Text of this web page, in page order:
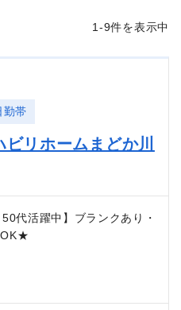
1-9件を表示中
勤帯
リホームまどか川
50代活躍中】ブランクあり・
OK★